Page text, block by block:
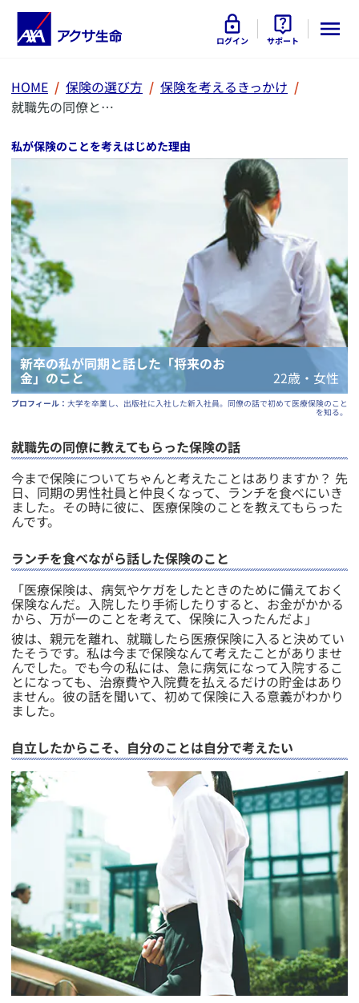
ログイン サポート
HOME 保険の選び方
保険を考えるきっかけ
就職先の同僚と…
私が保険のことを考えはじめた理由
新卒の私が同期と話した「将来のお
金」のこと 22歳・ 女性
プロフィール： 大学を卒業し、出版社に入社した新入社員。同僚の話で初めて医療保険のこと
を知る。
就職先の同僚に教えてもらった保険の話
​今まで保険についてちゃんと考えたことはありますか？ 先
日、同期の男性社員と仲良くなって、ランチを食べにいき
ました。その時に彼に、医療保険のことを教えてもらった
んです。
ランチを食べながら話した保険のこと
​「医療保険は、病気やケガをしたときのために備えておく
保険なんだ。入院したり手術したりすると、お金がかかる
から、万が一のことを考えて、保険に入ったんだよ」
彼は、親元を離れ、就職したら医療保険に入ると決めてい
たそうです。私は今まで保険なんて考えたことがありませ
んでした。でも今の私には、急に病気になって入院するこ
とになっても、治療費や入院費を払えるだけの貯金はあり
ません。彼の話を聞いて、初めて保険に入る意義がわかり
ました。
自立したからこそ、自分のことは自分で考えたい